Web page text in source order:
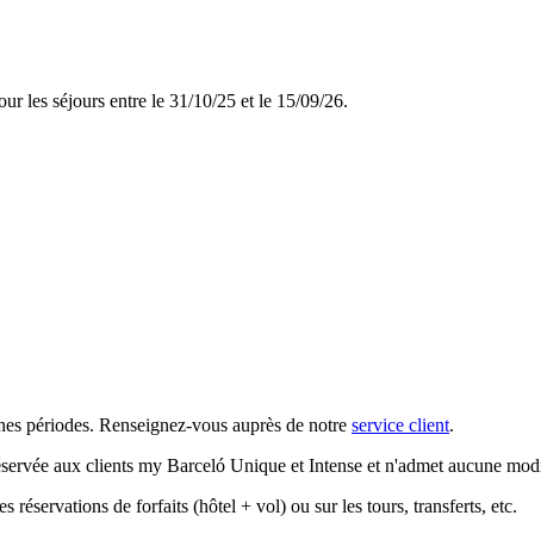
les séjours entre le 31/10/25 et le 15/09/26.
périodes. Renseignez-vous auprès de notre service client.
aux clients my Barceló Unique et Intense et n'admet aucune
réservations de forfaits (hôtel + vol) ou sur les tours, transferts, etc.